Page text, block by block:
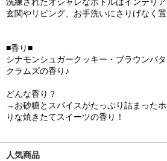
玄関やリビング、お手洗いにさりげなく
■香り■
シナモンシュガークッキー・ブラウンバ
クラムズの香り♪
どんな香り？
→お砂糖とスパイスがたっぷり詰まった
りな焼きたてスイーツの香り！
人気商品